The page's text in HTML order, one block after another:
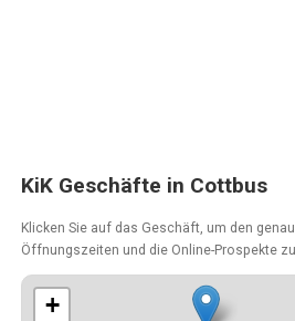
KiK Geschäfte in Cottbus
Klicken Sie auf das Geschäft, um den
Öffnungszeiten und die Online-Prospekte
+